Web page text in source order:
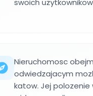
swoich
Nieruchomosc
odwiedzajacym
katow. Jej